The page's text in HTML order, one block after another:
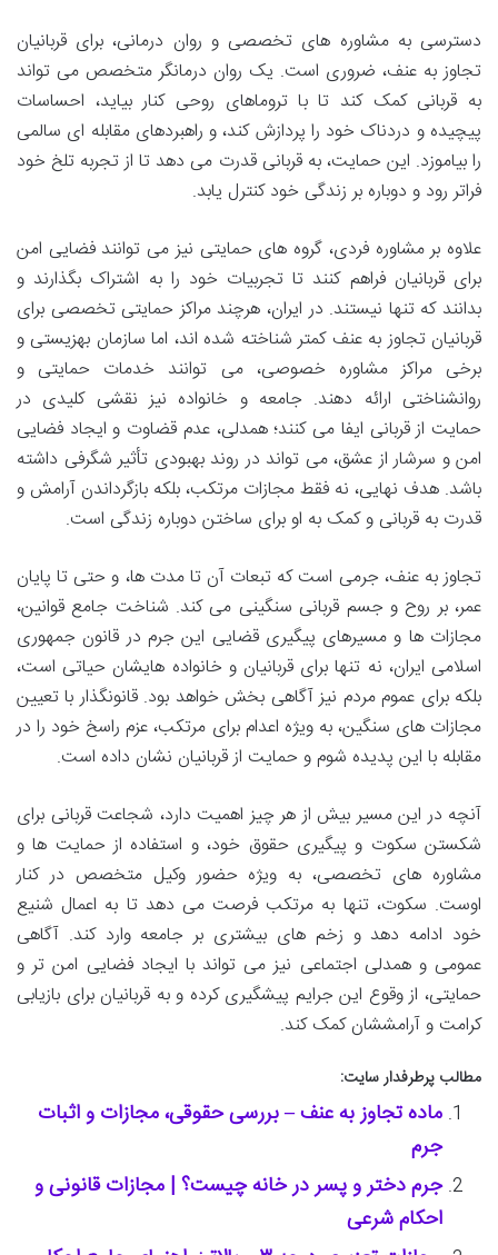
دسترسی به مشاوره های تخصصی و روان درمانی، برای قربانیان
تجاوز به عنف، ضروری است. یک روان درمانگر متخصص می تواند
به قربانی کمک کند تا با تروماهای روحی کنار بیاید، احساسات
پیچیده و دردناک خود را پردازش کند، و راهبردهای مقابله ای سالمی
را بیاموزد. این حمایت، به قربانی قدرت می دهد تا از تجربه تلخ خود
فراتر رود و دوباره بر زندگی خود کنترل یابد.
علاوه بر مشاوره فردی، گروه های حمایتی نیز می توانند فضایی امن
برای قربانیان فراهم کنند تا تجربیات خود را به اشتراک بگذارند و
بدانند که تنها نیستند. در ایران، هرچند مراکز حمایتی تخصصی برای
قربانیان تجاوز به عنف کمتر شناخته شده اند، اما سازمان بهزیستی و
برخی مراکز مشاوره خصوصی، می توانند خدمات حمایتی و
روانشناختی ارائه دهند. جامعه و خانواده نیز نقشی کلیدی در
حمایت از قربانی ایفا می کنند؛ همدلی، عدم قضاوت و ایجاد فضایی
امن و سرشار از عشق، می تواند در روند بهبودی تأثیر شگرفی داشته
باشد. هدف نهایی، نه فقط مجازات مرتکب، بلکه بازگرداندن آرامش و
قدرت به قربانی و کمک به او برای ساختن دوباره زندگی است.
تجاوز به عنف، جرمی است که تبعات آن تا مدت ها، و حتی تا پایان
عمر، بر روح و جسم قربانی سنگینی می کند. شناخت جامع قوانین،
مجازات ها و مسیرهای پیگیری قضایی این جرم در قانون جمهوری
اسلامی ایران، نه تنها برای قربانیان و خانواده هایشان حیاتی است،
بلکه برای عموم مردم نیز آگاهی بخش خواهد بود. قانونگذار با تعیین
مجازات های سنگین، به ویژه اعدام برای مرتکب، عزم راسخ خود را در
مقابله با این پدیده شوم و حمایت از قربانیان نشان داده است.
آنچه در این مسیر بیش از هر چیز اهمیت دارد، شجاعت قربانی برای
شکستن سکوت و پیگیری حقوق خود، و استفاده از حمایت ها و
مشاوره های تخصصی، به ویژه حضور وکیل متخصص در کنار
اوست. سکوت، تنها به مرتکب فرصت می دهد تا به اعمال شنیع
خود ادامه دهد و زخم های بیشتری بر جامعه وارد کند. آگاهی
عمومی و همدلی اجتماعی نیز می تواند با ایجاد فضایی امن تر و
حمایتی، از وقوع این جرایم پیشگیری کرده و به قربانیان برای بازیابی
کرامت و آرامششان کمک کند.
مطالب پرطرفدار سایت:
ماده تجاوز به عنف – بررسی حقوقی، مجازات و اثبات
جرم
جرم دختر و پسر در خانه چیست؟ | مجازات قانونی و
احکام شرعی